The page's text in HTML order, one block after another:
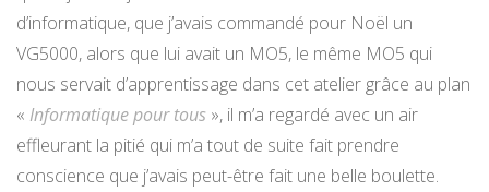
d’informatique, que j’avais commandé pour Noël un
VG5000, alors que lui avait un MO5, le même MO5 qui
nous servait d’apprentissage dans cet atelier grâce au plan
« Informatique pour tous », il m’a regardé avec un air
effleurant la pitié qui m’a tout de suite fait prendre
conscience que j’avais peut-être fait une belle boulette.